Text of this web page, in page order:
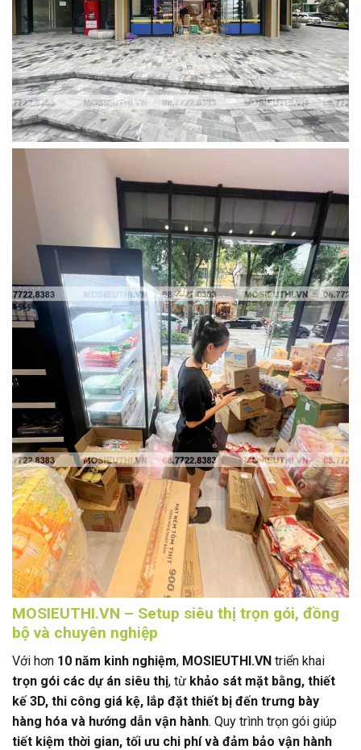
MOSIEUTHI.VN – Setup siêu thị trọn gói, đồng
bộ và chuyên nghiệp
Với hơn 10 năm kinh nghiệm, MOSIEUTHI.VN triển khai
trọn gói các dự án siêu thị, từ khảo sát mặt bằng, thiết
kế 3D, thi công giá kệ, lắp đặt thiết bị đến trưng bày
hàng hóa và hướng dẫn vận hành. Quy trình trọn gói giúp
tiết kiệm thời gian, tối ưu chi phí và đảm bảo vận hành